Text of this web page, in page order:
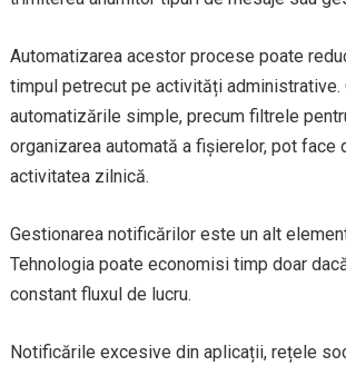
Automatizarea acestor procese poate
timpul petrecut pe activități administrative.
automatizările simple, precum filtrele
organizarea automată a fișierelor, pot face
activitatea zilnică.
Gestionarea notificărilor este un alt
Tehnologia poate economisi timp doar
constant fluxul de lucru.
Notificările excesive din aplicații, rețele